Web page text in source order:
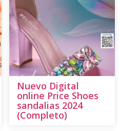
Nuevo Digital
online Price Shoes
sandalias 2024
(Completo)